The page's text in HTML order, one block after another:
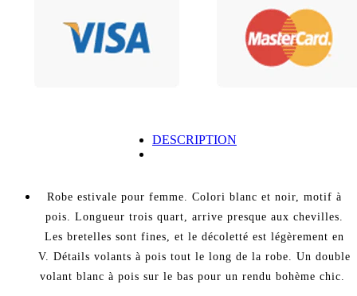
DESCRIPTION
Robe estivale pour femme. Colori blanc et noir, motif à
pois. Longueur trois quart, arrive presque aux chevilles.
Les bretelles sont fines, et le décoletté est légèrement en
V. Détails volants à pois tout le long de la robe. Un double
volant blanc à pois sur le bas pour un rendu bohème chic.